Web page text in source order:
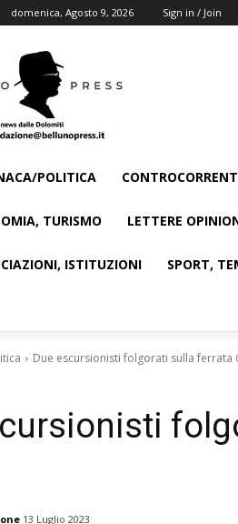
domenica, Agosto 9, 2026 Sign in / Join
POLITICA
TURISMO LETTERE
ISTITUZIONI SPORT,
Due escursionisti folgorati sulla ferrata
13 Luglio 2023